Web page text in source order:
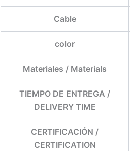
Cable
color
Materiales / Materials
TIEMPO DE ENTREGA /
DELIVERY TIME
CERTIFICACIÓN /
CERTIFICATION